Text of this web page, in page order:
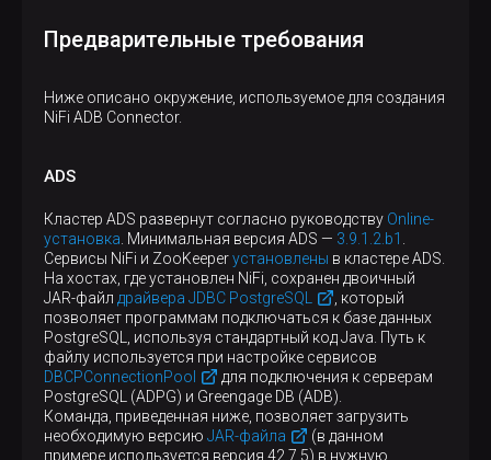
Предварительные требования
Ниже описано окружение, используемое для создания
NiFi ADB Connector.
ADS
Кластер ADS развернут согласно руководству Online-
установка . Минимальная версия ADS — 3.9.1.2.b1
Сервисы NiFi и ZooKeeperустановлены в кластере ADS.
На хостах, где установлен NiFi, сохранен двоичный
JAR-файл драйвера JDBC PostgreSQL
, который
позволяет программам подключаться к базе данных
PostgreSQL, используя стандартный код Java. Путь к
файлу используется при настройке сервисов
DBCPConnectionPool
для подключения к серверам
PostgreSQL (ADPG) и Greengage DB (ADB).
Команда, приведенная ниже, позволяет загрузить
необходимую версию JAR-файла
(в данном
примере используется версия 42.7.5) в нужную